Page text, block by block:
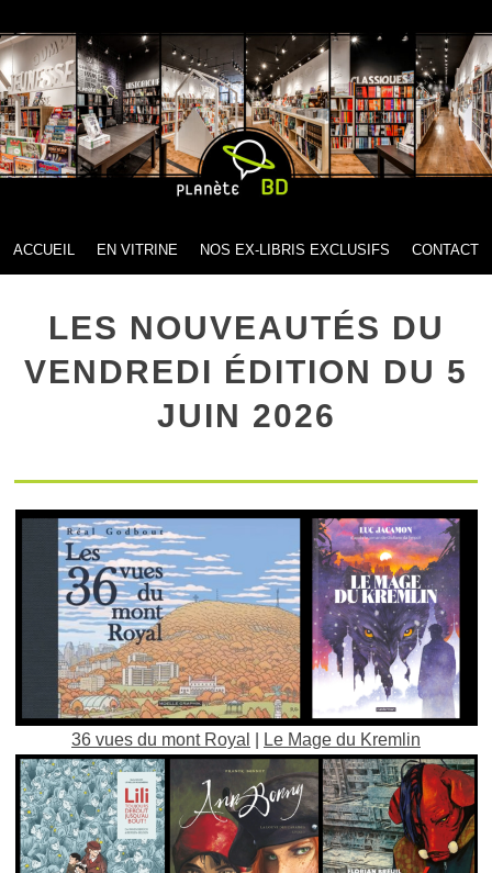
MENU
SKIP TO CONTENT
ACCUEIL EN VITRINE NOS EX-LIBRIS EXCLUSIFS CONTACT
LES NOUVEAUTÉS DU
VENDREDI ÉDITION DU 5
JUIN 2026
36 vues du mont Royal Le Mage du Kremlin